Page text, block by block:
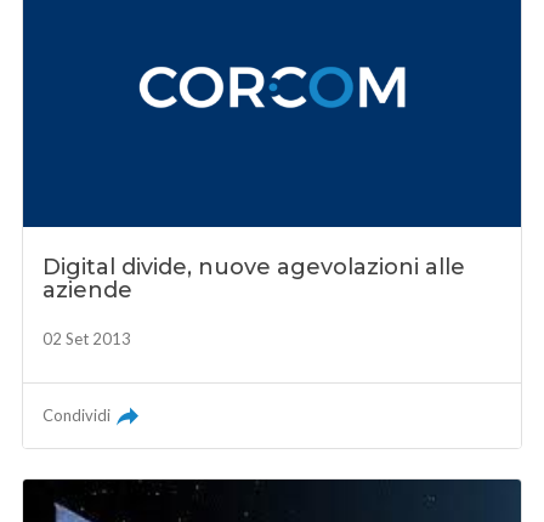
Digital divide, nuove agevolazioni alle
aziende
02 Set 2013
Condividi